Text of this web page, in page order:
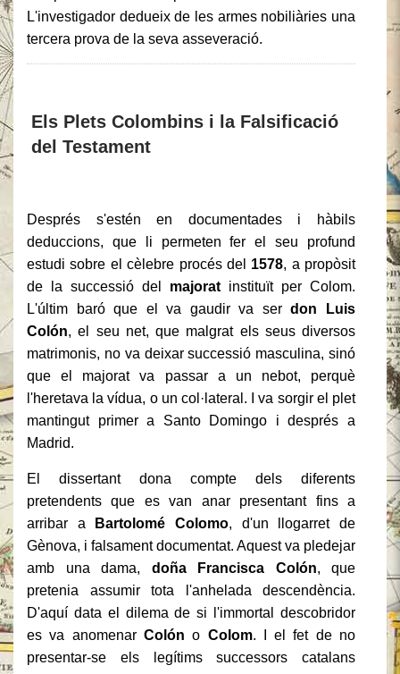
L'investigador dedueix de les armes nobiliàries una
tercera prova de la seva asseveració.
Els Plets Colombins i la Falsificació
del Testament
Després s'estén en documentades i hàbils
deduccions, que li permeten fer el seu profund
estudi sobre el cèlebre procés del 1578, a propòsit
de la successió del majorat instituït per Colom.
L'últim baró que el va gaudir va serdon Luis
Colón, el seu net, que malgrat els seus diversos
matrimonis, no va deixar successió masculina, sinó
que el majorat va passar a un nebot, perquè
l'heretava la vídua, o un col·lateral. I va sorgir el plet
mantingut primer a Santo Domingo i després a
Madrid.
El dissertant dona compte dels diferents
pretendents que es van anar presentant fins a
arribar a
Bartolomé Colomo, d'un llogarret de
Gènova, i falsament documentat. Aquest va pledejar
amb una dama, doña Francisca Colón, que
pretenia assumir tota l'anhelada descendència.
D'aquí data el dilema de si l'immortal descobridor
es va anomenar Colón o Colom. I el fet de no
presentar-se els legítims successors catalans